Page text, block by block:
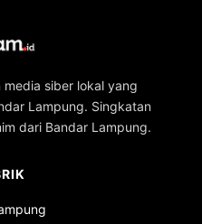
siber lokal yang
Lampung. Singkatan
dari Bandar Lampung.